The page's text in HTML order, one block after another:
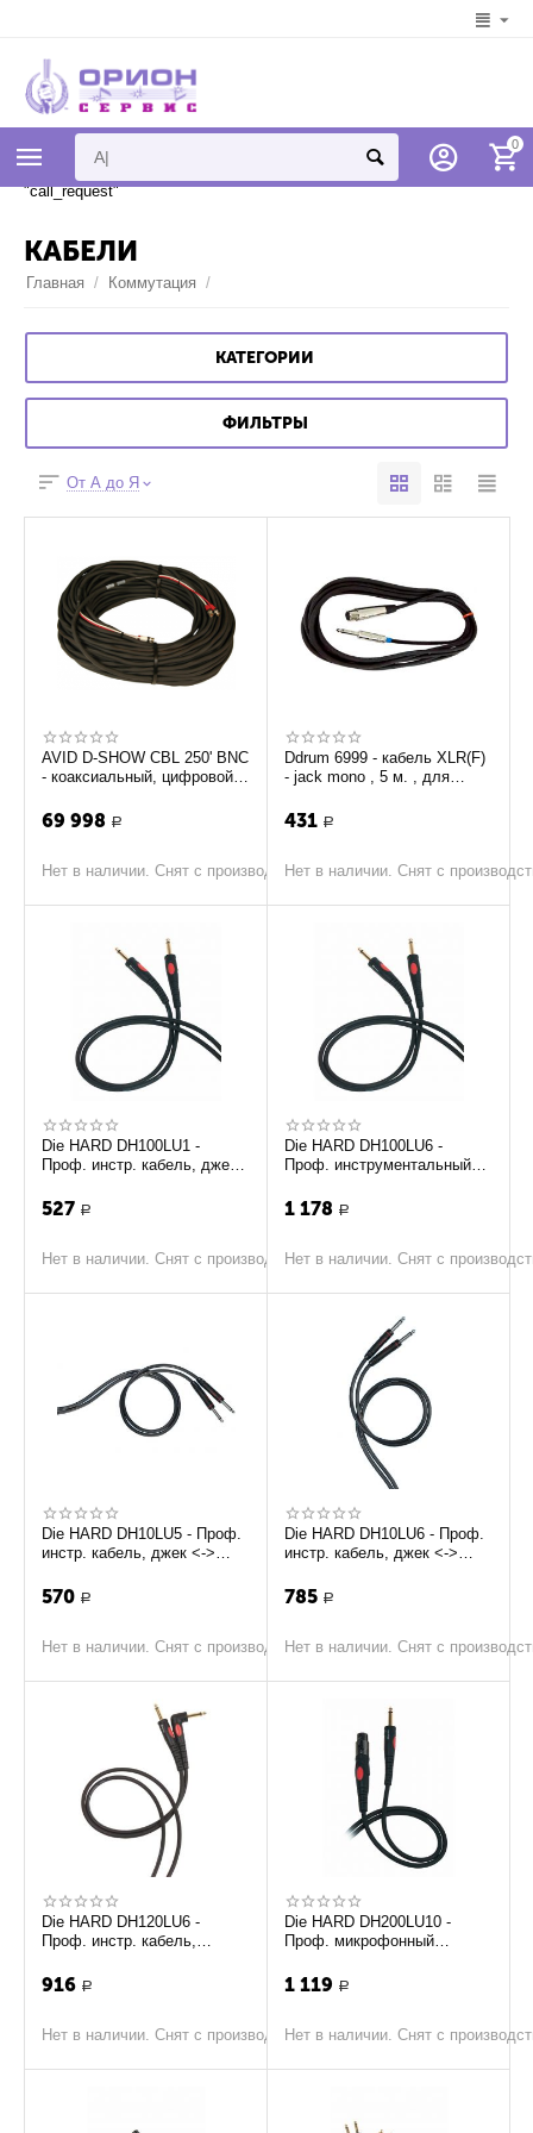
Syntax error in template
"778d12607e4bc461bb29ae430f82ae368cabbcef" on line 7 "{if
$addons.call_requests.status == "A"}{call_request}{/if}" unknown tag
"call_request"
0
КАБЕЛИ
Главная / Коммутация /
КАТЕГОРИИ
ФИЛЬТРЫ
От А до Я
AVID D-SHOW CBL 250' BNC
- коаксиальный, цифровой
для VENUE ...
69 998 Р
Нет в наличии. Снят с производства
Ddrum 6999 - кабель XLR(F)
- jack mono , 5 м. , для
модулю
431 Р
Нет в наличии. Снят с
Die HARD DH100LU1 -
Проф. инстр. кабель, джек
527 Р
Нет в наличии. Снят с производства
Die HARD DH100LU6 -
Проф. инструментальный
длина - 6м
1 178 Р
Нет в наличии. Снят с
Die HARD DH10LU5 - Проф.
инстр. кабель, джек <->
570 Р
Нет в наличии. Снят с производства
Die HARD DH10LU6 - Проф.
инстр. кабель, джек <->
785 Р
Нет в наличии. Снят с
Die HARD DH120LU6 -
Проф. инстр. кабель,
длина - 6м
916 Р
Нет в наличии. Снят с производства
Die HARD DH200LU10 -
Проф. микрофонный
F, длина - 10м
1 119 Р
Нет в наличии. Снят с